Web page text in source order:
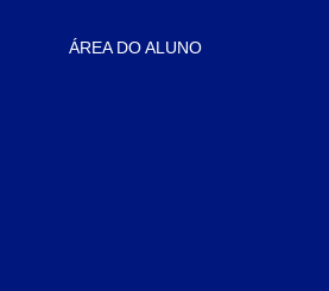
ÁREA DO ALUNO